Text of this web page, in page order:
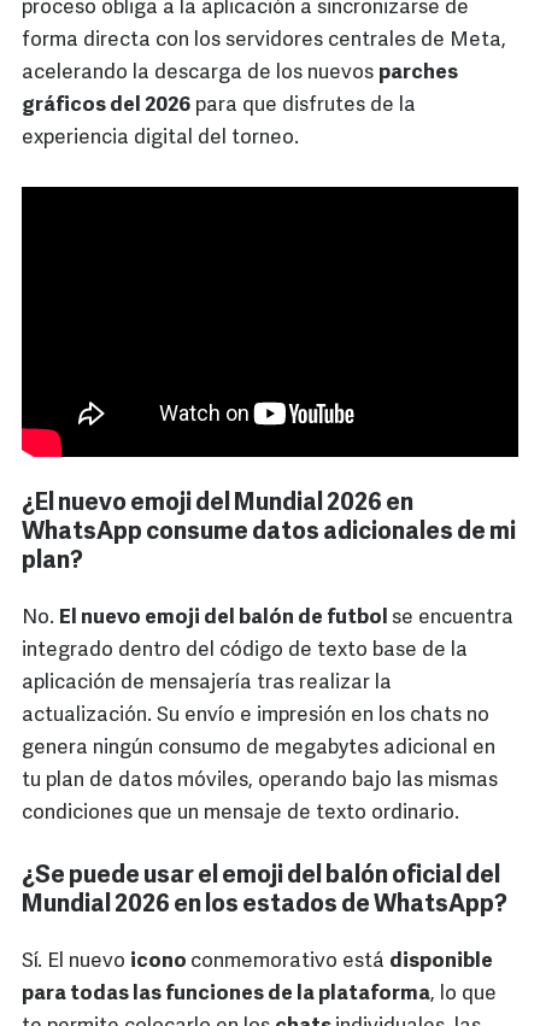
proceso obliga a la aplicación a sincronizarse de
forma directa con los servidores centrales de Meta,
acelerando la descarga de los nuevos parches
gráficos del 2026 para que disfrutes de la
experiencia digital del torneo.
¿El nuevo emoji del Mundial 2026 en
WhatsApp consume datos adicionales de mi
plan?
No. El nuevo emoji del balón de futbol se encuentra
integrado dentro del código de texto base de la
aplicación de mensajería tras realizar la
actualización. Su envío e impresión en los chats no
genera ningún consumo de megabytes adicional en
tu plan de datos móviles, operando bajo las mismas
condiciones que un mensaje de texto ordinario.
¿Se puede usar el emoji del balón oficial del
Mundial 2026 en los estados de WhatsApp?
Sí. El nuevo icono conmemorativo está disponible
para todas las funciones de la plataforma, lo que